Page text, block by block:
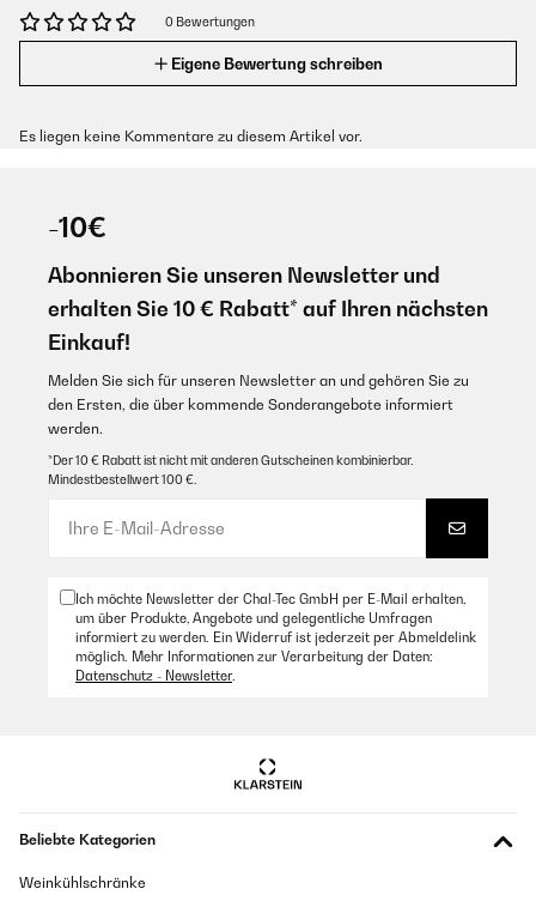
0 Bewertungen
Eigene Bewertung schreiben
Es liegen keine Kommentare zu diesem Artikel vor.
-10€
Abonnieren Sie unseren Newsletter und
erhalten Sie 10 € Rabatt* auf Ihren nächsten
Einkauf!
Melden Sie sich für unseren Newsletter an und gehören Sie zu
den Ersten, die über kommende Sonderangebote informiert
werden.
*Der 10 € Rabatt ist nicht mit anderen Gutscheinen kombinierbar.
Mindestbestellwert 100 €.
Ich möchte Newsletter der Chal-Tec GmbH per E-Mail erhalten,
um über Produkte, Angebote und gelegentliche Umfragen
informiert zu werden. Ein Widerruf ist jederzeit per Abmeldelink
möglich. Mehr Informationen zur Verarbeitung der Daten:
Datenschutz - Newsletter.
Beliebte Kategorien
Weinkühlschränke